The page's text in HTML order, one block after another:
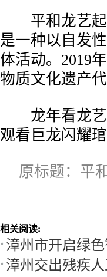
平和龙艺起
是一种以自发
体活动。2019
物质文化遗产
龙年看龙艺
观看巨龙闪耀
原标题：平
相关阅读:
漳州市开启绿
漳州交出残疾